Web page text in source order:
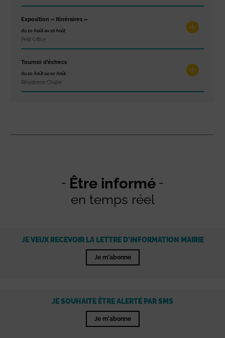
Exposition « Itinéraires »
du 10 Août au 16 Août
Petit Office
Tournoi d’échecs
du 10 Août au 10 Août
Résidence Challe
Être informé
en temps réel
JE VEUX RECEVOIR LA LETTRE D'INFORMATION MAIRIE
Je m'abonne
JE SOUHAITE ÊTRE ALERTÉ PAR SMS
Je m'abonne